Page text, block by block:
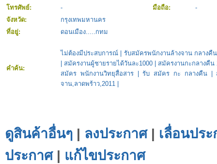
โทรศัพย์:
- มือถือ:
-
จังหวัด:
กรุงเทพมหานคร
ที่อยู่:
ดอนเมือง.....กทม
คำค้น:
ไม่ต้องมีประสบการณ์
รับสมัครพนักงานล้างจาน กลางคืน
สมัครงานผู้ชายรายได้วันละ1000
สมัครงานกะกลางคืน
สมัคร พนักงานวิทยุสื่อสาร|รับ สมัคร กะ กลางคืน|
จาน,ลาดพร้าว,2011
ดูสินค้าอื่นๆ | ลงประกาศ| เลื่อนปร
ประกาศ| แก้ไขประกาศ